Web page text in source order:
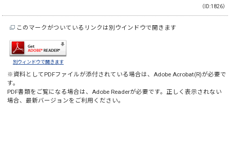
（ID:1826）
このマークがついているリンクは別ウインドウで開きます
別ウィンドウで開きます
※資料としてPDFファイルが添付されている場合は、Adobe Acrobat(R)が必要で
す。
PDF書類をご覧になる場合は、Adobe Readerが必要です。正しく表示されない
場合、最新バージョンをご利用ください。